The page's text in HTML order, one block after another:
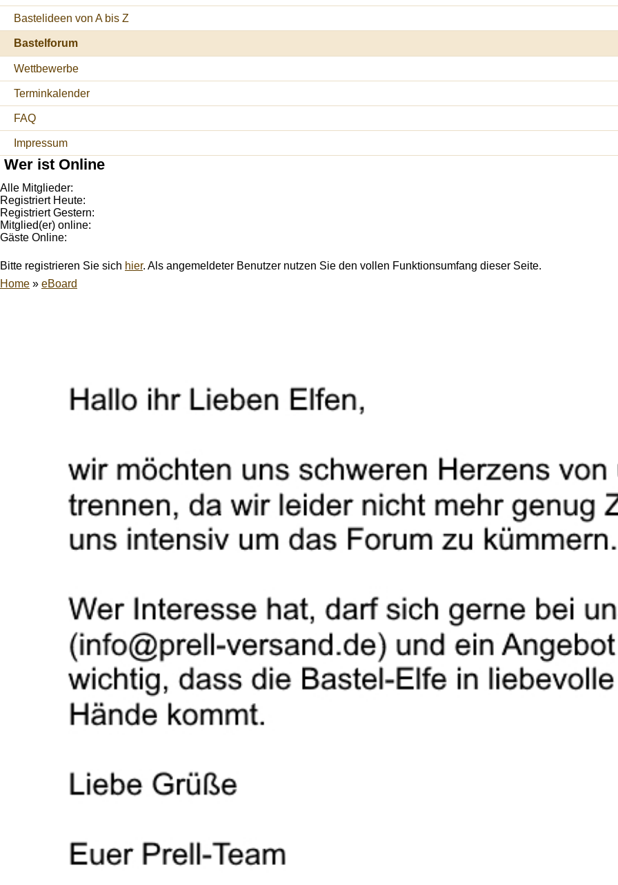
Bastelideen von A bis Z
Bastelforum
Wettbewerbe
Terminkalender
FAQ
Impressum
Wer ist Online
Alle Mitglieder:
Registriert Heute:
Registriert Gestern:
Mitglied(er) online:
Gäste Online:
Bitte registrieren Sie sich hier. Als angemeldeter Benutzer nutzen Sie den vollen Funktionsumfang dieser Seite.
Home » eBoard